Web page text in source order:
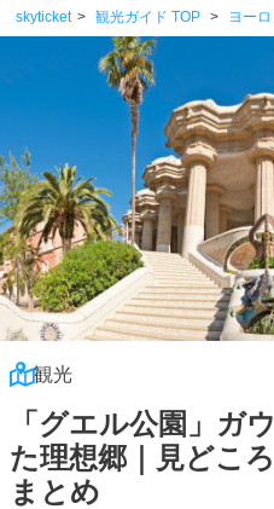
skyticket 観光ガイド TOP ヨー
観光
「グエル公園」ガ
た理想郷｜見どこ
まとめ